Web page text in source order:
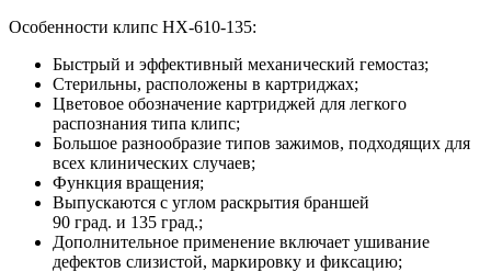
Особенности клипс HX-610-135:
Быстрый и эффективный механический гемостаз;
Стерильны, расположены в картриджах;
Цветовое обозначение картриджей для легкого
распознания типа клипс;
Большое разнообразие типов зажимов, подходящих для
всех клинических случаев;
Функция вращения;
Выпускаются с углом раскрытия браншей
90 град. и 135 град.;
Дополнительное применение включает ушивание
дефектов слизистой, маркировку и фиксацию;